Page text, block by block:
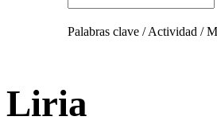
Palabras clave / Actividad /
Liria